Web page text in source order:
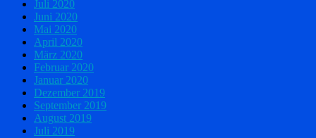
Juli 2020
Juni 2020
Mai 2020
April 2020
März 2020
Februar 2020
Januar 2020
Dezember 2019
September 2019
August 2019
Juli 2019